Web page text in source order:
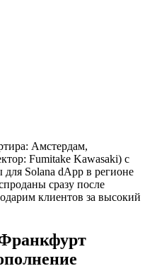
Амстердам,
Fumitake Kawasaki) с
для Solana dApp в регионе
сразу после
клиентов за высокий